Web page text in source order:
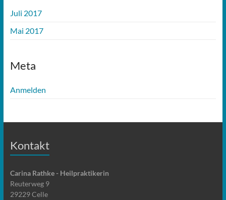
Juli 2017
Mai 2017
Meta
Anmelden
Kontakt
Carina Rathke - Heilpraktikerin
Reuterweg 9
29229 Celle